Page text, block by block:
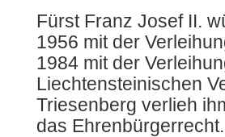
Fürst Franz Josef II.
1956 mit der
1984 mit der
Liechtensteinischen
Triesenberg verlieh
das Ehrenbürgerrecht.